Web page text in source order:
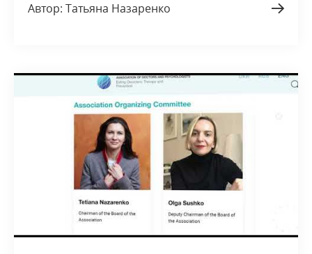
Автор: Татьяна Назаренко